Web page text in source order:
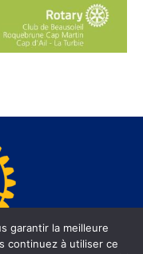
par l'agence web
garantir la meilleure
continuez à utiliser ce